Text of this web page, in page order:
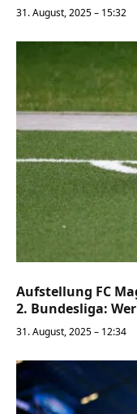
31. August, 2025 – 15:32
Aufstellung FC
2. Bundesliga:
31. August, 2025 – 12:34